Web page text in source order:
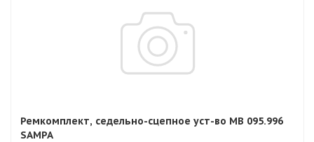
Ремкомплект, седельно-сцепное уст-во MB 095.996
SAMPA